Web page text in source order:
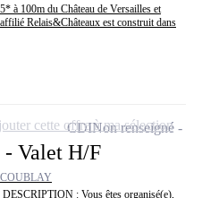
à 100m du Château de Versailles et
Relais&Châteaux est construit dans
- Valet H/F
: Vous êtes organisé(e),
CDINon renseigné
cette offre à ma sélection